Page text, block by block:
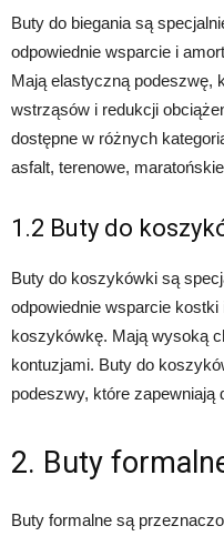
Buty do biegania są
odpowiednie wsparcie i
Mają elastyczną podeszwę,
wstrząsów i redukcji
dostępne w różnych
asfalt, terenowe,
1.2 Buty do
Buty do koszykówki są
odpowiednie wsparcie
koszykówkę. Mają wysoką
kontuzjami. Buty do
podeszwy, które zapewniają
2. Buty
Buty formalne są